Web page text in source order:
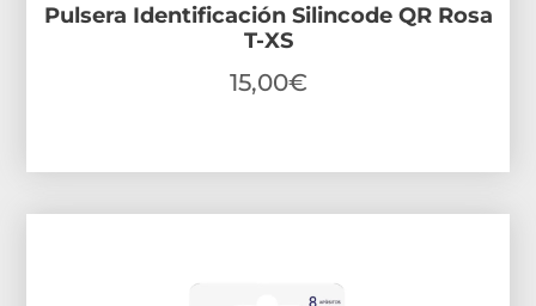
Pulsera Identificación Silincode QR Rosa
T-XS
15,00€